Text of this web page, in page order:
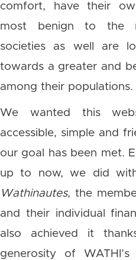
comfort, have their
most benign to the
societies as well are
towards a greater and
among their populations.
We wanted this
accessible, simple and
our goal has been met.
up to now, we did
Wathinautes, the
and their individual
also achieved it
generosity of